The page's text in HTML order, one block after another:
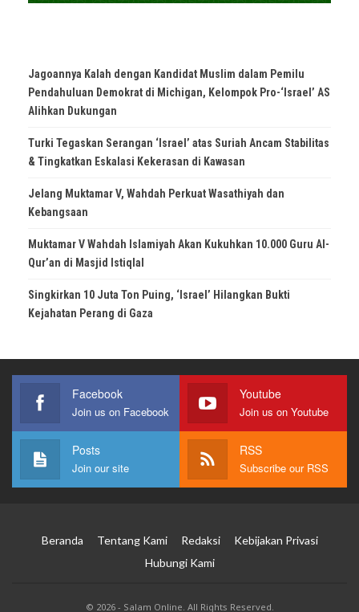
Jagoannya Kalah dengan Kandidat Muslim dalam Pemilu
Pendahuluan Demokrat di Michigan, Kelompok Pro-‘Israel’ AS
Alihkan Dukungan
Turki Tegaskan Serangan ‘Israel’ atas Suriah Ancam Stabilitas
& Tingkatkan Eskalasi Kekerasan di Kawasan
Jelang Muktamar V, Wahdah Perkuat Wasathiyah dan
Kebangsaan
Muktamar V Wahdah Islamiyah Akan Kukuhkan 10.000 Guru Al-
Qur’an di Masjid Istiqlal
Singkirkan 10 Juta Ton Puing, ‘Israel’ Hilangkan Bukti
Kejahatan Perang di Gaza
Facebook
Join us on Facebook
Youtube
Join us on Youtube
Posts
Join our site
RSS
Subscribe our RSS
Beranda Tentang Kami Redaksi
Kebijakan Privasi
Hubungi Kami
© 2026 - Salam Online. All Rights Reserved.